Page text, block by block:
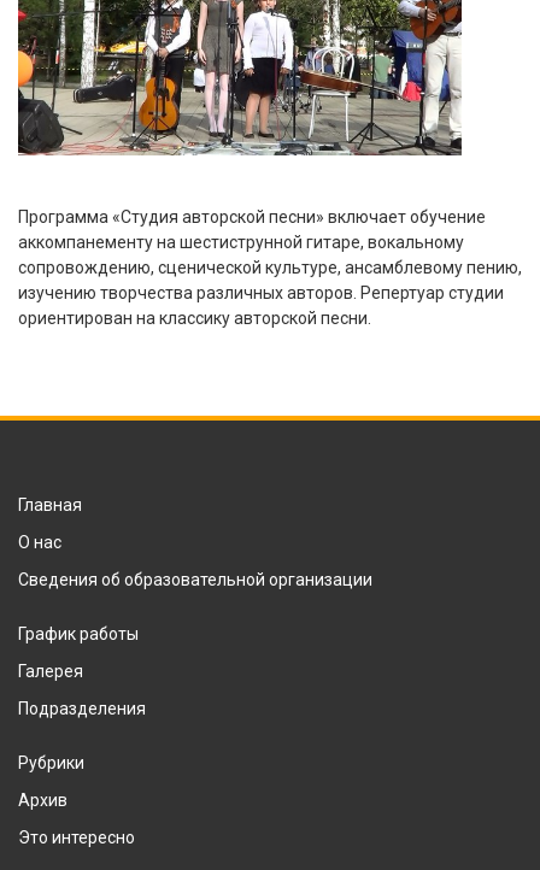
Программа «Студия авторской песни» включает обучение
аккомпанементу на шестиструнной гитаре, вокальному
сопровождению, сценической культуре, ансамблевому пению,
изучению творчества различных авторов. Репертуар студии
ориентирован на классику авторской песни.
Главная
О нас
Сведения об образовательной организации
График работы
Галерея
Подразделения
Рубрики
Архив
Это интересно